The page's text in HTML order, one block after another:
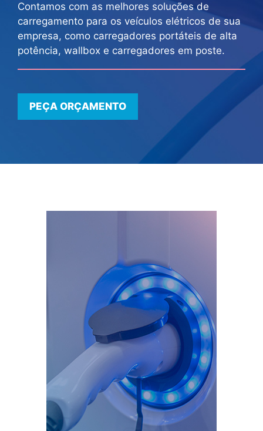
Contamos com as melhores soluções de
carregamento para os veículos elétricos de sua
empresa, como carregadores portáteis de alta
potência, wallbox e carregadores em poste.
PEÇA ORÇAMENTO